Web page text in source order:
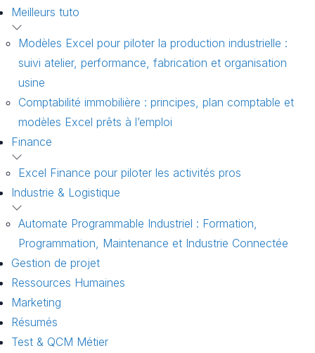
Meilleurs tuto
Modèles Excel pour piloter la production industrielle :
suivi atelier, performance, fabrication et organisation
usine
Comptabilité immobilière : principes, plan comptable et
modèles Excel prêts à l’emploi
Finance
Excel Finance pour piloter les activités pros
Industrie & Logistique
Automate Programmable Industriel : Formation,
Programmation, Maintenance et Industrie Connectée
Gestion de projet
Ressources Humaines
Marketing
Résumés
Test & QCM Métier